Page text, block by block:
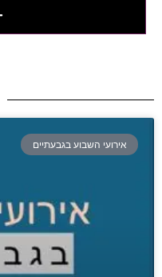
אירועי השבוע בגבעתיים